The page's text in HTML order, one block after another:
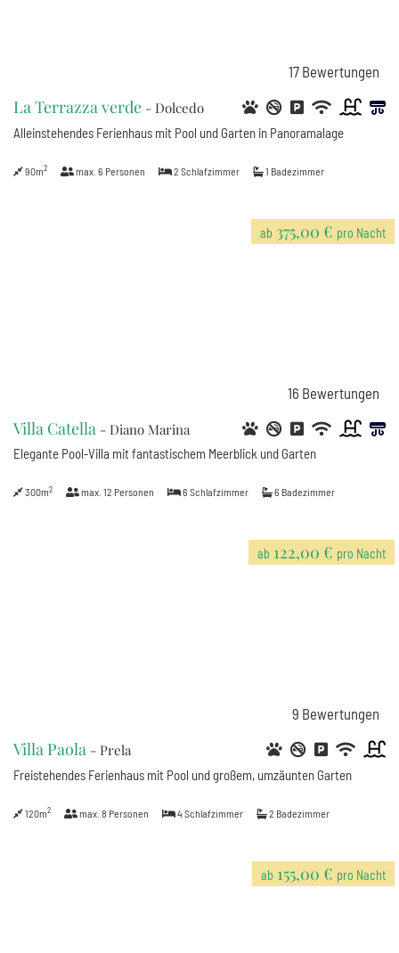
17 Bewertungen
La Terrazza verde - Dolcedo
Alleinstehendes Ferienhaus mit Pool und Garten in Panoramalage
90m2 max. 6 Personen 2 Schlafzimmer 1 Badezimmer
ab 375,00 € pro Nacht
16 Bewertungen
Villa Catella - Diano Marina
Elegante Pool-Villa mit fantastischem Meerblick und Garten
300m2 max. 12 Personen 6 Schlafzimmer 6 Badezimmer
ab 122,00 € pro Nacht
9 Bewertungen
Villa Paola - Prela
Freistehendes Ferienhaus mit Pool und großem, umzäunten Garten
120m2 max. 8 Personen 4Schlafzimmer 2 Badezimmer
ab 155,00 € pro Nacht